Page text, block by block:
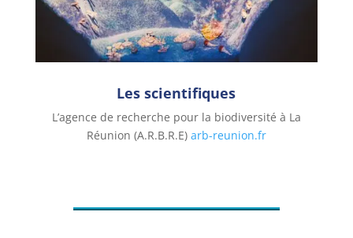
Les scientifiques
L’agence de recherche pour la biodiversité à La
Réunion (A.R.B.R.E) arb-reunion.fr